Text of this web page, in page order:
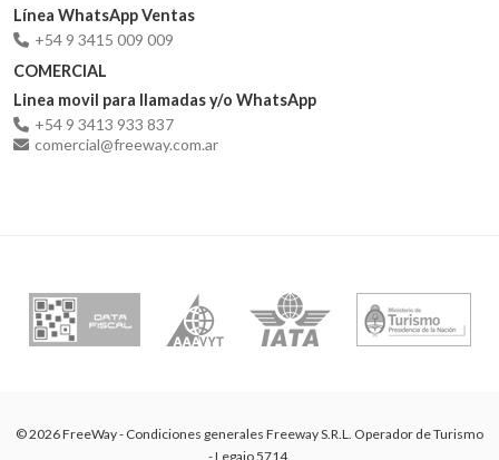
Línea WhatsApp Ventas
+54 9 3415 009 009
COMERCIAL
Linea movil para llamadas y/o WhatsApp
+54 9 3413 933 837
comercial@freeway.com.ar
© 2026 FreeWay - Condiciones generales Freeway S.R.L. Operador de Turismo
- Legajo 5714.